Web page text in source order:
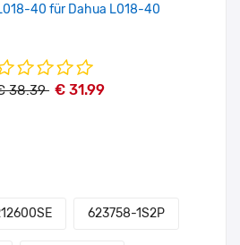
40 für Dahua L018-40
38.39 € 31.99
623758-1S2P